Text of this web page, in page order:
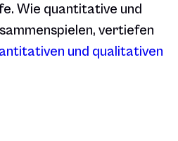
Wie quantitative und
vertiefen
und qualitativen